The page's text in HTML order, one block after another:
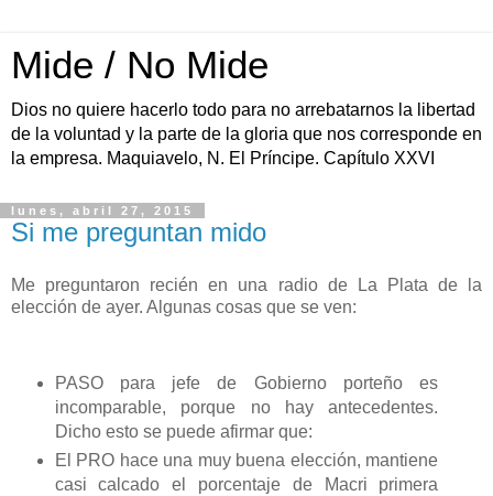
Mide / No Mide
Dios no quiere hacerlo todo para no arrebatarnos la libertad
de la voluntad y la parte de la gloria que nos corresponde en
la empresa. Maquiavelo, N. El Príncipe. Capítulo XXVI
lunes, abril 27, 2015
Si me preguntan mido
Me preguntaron recién en una radio de La Plata de la
elección de ayer. Algunas cosas que se ven:
PASO para jefe de Gobierno porteño es
incomparable, porque no hay antecedentes.
Dicho esto se puede afirmar que:
El PRO hace una muy buena elección, mantiene
casi calcado el porcentaje de Macri primera